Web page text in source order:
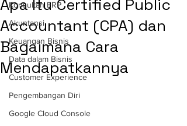
Konsultan ERP
Akuntansi
Keuangan Bisnis
Data dalam Bisnis
Customer Experience
Pengembangan Diri
Google Cloud Console
Apa Itu Certified Public
Accountant (CPA) dan
Bagaimana Cara
Mendapatkannya